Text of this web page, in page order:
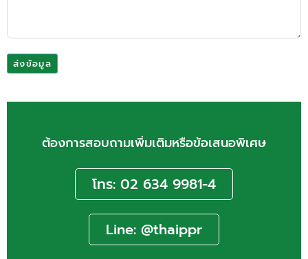
ส่งข้อมูล
ต้องการสอบถามเพิ่มเติมหรือข้อเสนอพิเศษ
โทร: 02 634 9981-4
Line: @thaippr